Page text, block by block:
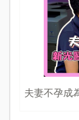
夫妻不孕成